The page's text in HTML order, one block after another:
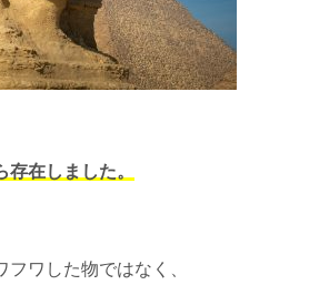
在しました。
ワした物ではなく、